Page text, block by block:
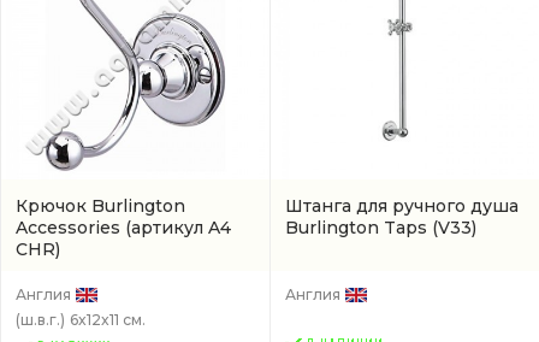
Крючок Burlington
Accessories (артикул A4
CHR)
Англия
(ш.в.г.) 6x12x11 см.
Штанга для ручного душа
Burlington Taps (V33)
Англия